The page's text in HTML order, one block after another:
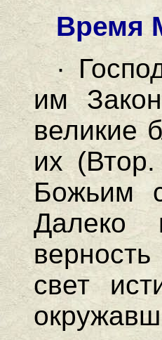
Время
·
им
великие
их
Божьим
Далеко
свет